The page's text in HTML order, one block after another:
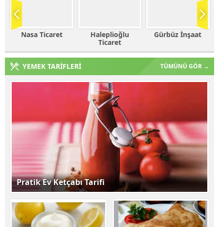
Nasa Ticaret
Haleplioğlu
Ticaret
Gürbüz İnşaat
YEMEK TARİFLERİ TÜMÜNÜ GÖR →
Pratik Ev Ketçabı Tarifi